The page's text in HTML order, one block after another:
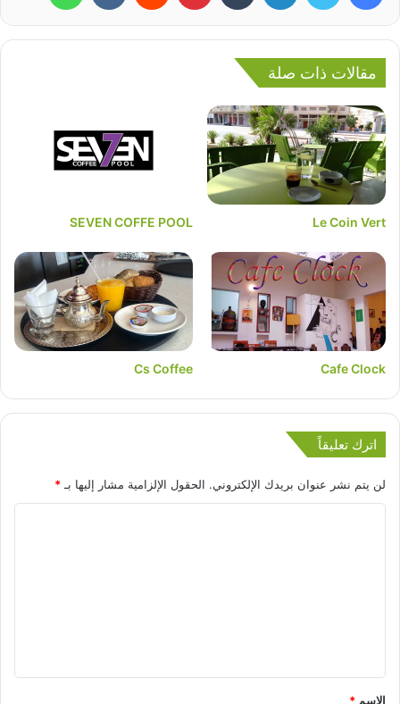
مقالات ذات صلة
Le Coin Vert
SEVEN COFFE POOL
Cafe Clock
Cs Coffee
اترك تعليقاً
لن يتم نشر عنوان بريدك الإلكتروني. الحقول الإلزامية مشار إليها بـ*
الاسم *